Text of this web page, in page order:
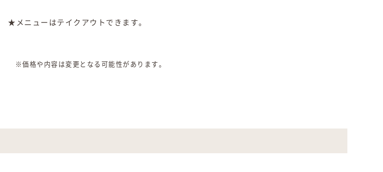
★メニューはテイクアウトできます。
※価格や内容は変更となる可能性があります。